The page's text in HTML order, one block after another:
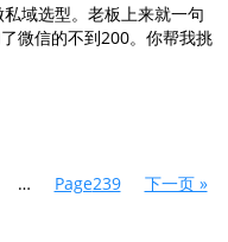
域选型。老板上来就一句
微信的不到200。你帮我挑
… Page239 下一页 »